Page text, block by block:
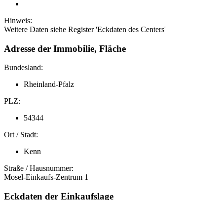
Hinweis:
Weitere Daten siehe Register 'Eckdaten des Centers'
Adresse der Immobilie, Fläche
Bundesland:
Rheinland-Pfalz
PLZ:
54344
Ort / Stadt:
Kenn
Straße / Hausnummer:
Mosel-Einkaufs-Zentrum 1
Eckdaten der Einkaufslage